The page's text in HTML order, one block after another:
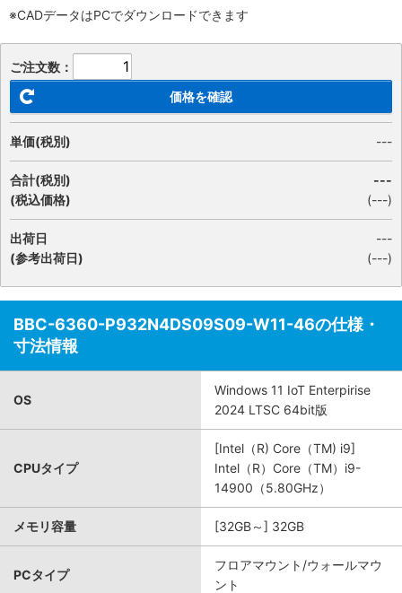
※CADデータはPCでダウンロードできます
ご注文数：
価格を確認
単価(税別) ---
合計(税別)
(税込価格)
---
(---)
出荷日
(参考出荷日)
---
(---)
BBC-6360-P932N4DS09S09-W11-46の仕様・
寸法情報
OS
Windows 11 IoT Enterpirise
2024 LTSC 64bit版
CPUタイプ
[Intel（R) Core（TM) i9]
Intel（R）Core（TM）i9-
14900（5.80GHz）
メモリ容量 [32GB～] 32GB
PCタイプ
フロアマウント/ウォールマウ
ント